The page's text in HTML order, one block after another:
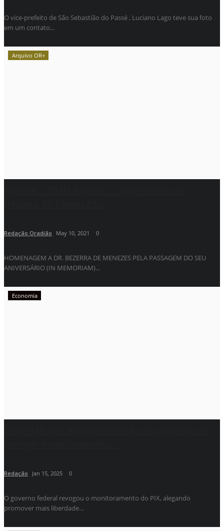
O vice-prefeito de São Sebastião do Passé , Luciano Lago teve sua foto
em um contato...
Arquivo OR+
Redação Oradião May 10, 2021 0
HOMENAGEM A DR. BEZERRA DE MENEZES PELA PASSAGEM DO SEU
ANIVERSÁRIO (IN MEMORIAM)...
Economia
Redação Jan 15, 2025 0
O governo federal revogou o monitoramento do PIX, alegando
promover mais liberdade...